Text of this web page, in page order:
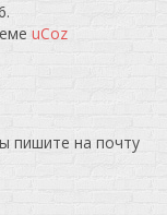
.
uCoz
пишите на почту